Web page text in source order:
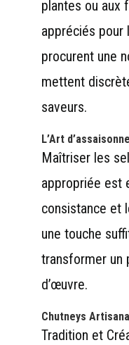
plantes ou aux
appréciés pour
procurent une
mettent
saveurs.
L’Art
Maîtriser les
appropriée est
consistance et
une touche
transformer un
d’œuvre.
Chutneys
Tradition et